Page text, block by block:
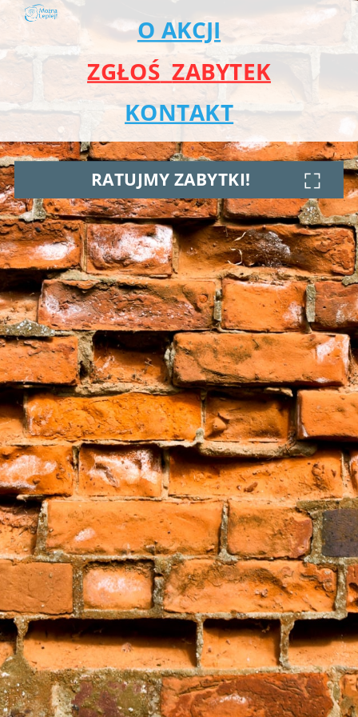
O AKCJI
ZGŁOŚ ZABYTEK
KONTAKT
RATUJMY ZABYTKI!